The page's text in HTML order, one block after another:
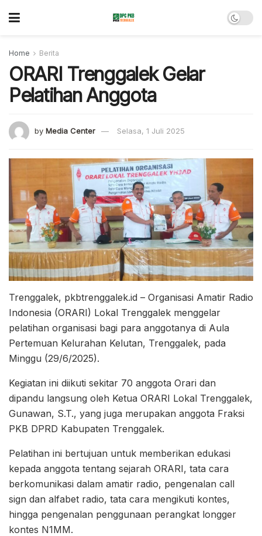
Home Berita
ORARI Trenggalek Gelar
Pelatihan Anggota
by Media Center Selasa, 1 Juli 2025
Trenggalek, pkbtrenggalek.id – Organisasi Amatir Radio
Indonesia (ORARI) Lokal Trenggalek menggelar
pelatihan organisasi bagi para anggotanya di Aula
Pertemuan Kelurahan Kelutan, Trenggalek, pada
Minggu (29/6/2025).
Kegiatan ini diikuti sekitar 70 anggota Orari dan
dipandu langsung oleh Ketua ORARI Lokal Trenggalek,
Gunawan, S.T., yang juga merupakan anggota Fraksi
PKB DPRD Kabupaten Trenggalek.
Pelatihan ini bertujuan untuk memberikan edukasi
kepada anggota tentang sejarah ORARI, tata cara
berkomunikasi dalam amatir radio, pengenalan call
sign dan alfabet radio, tata cara mengikuti kontes,
hingga pengenalan penggunaan perangkat longger
kontes N1MM.